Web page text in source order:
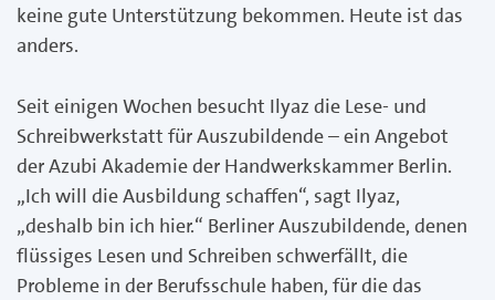
keine gute Unterstützung bekommen. Heute ist das
anders.
Seit einigen Wochen besucht Ilyaz die Lese- und
Schreibwerkstatt für Auszubildende – ein Angebot
der Azubi Akademie der Hand­werkskammer Berlin.
„Ich will die Ausbildung schaffen“, sagt Ilyaz,
„deshalb bin ich hier.“ Berliner Auszubildende, denen
flüssiges Le­sen und Schreiben schwerfällt, die
Probleme in der Berufsschule haben, für die das